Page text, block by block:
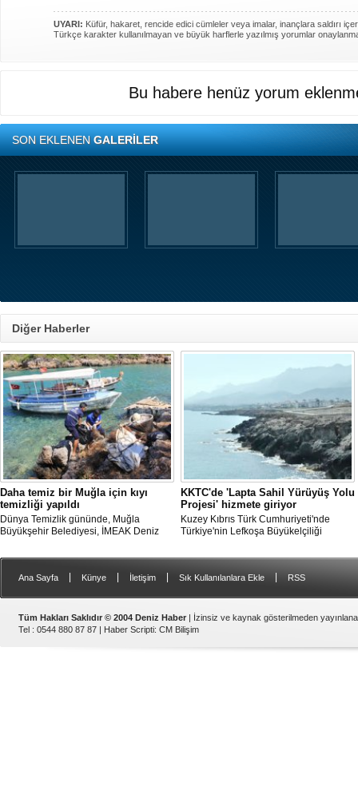
UYARI: Küfür, hakaret, rencide edici cümleler veya imalar, inançlara saldırı
Türkçe karakter kullanılmayan ve büyük harflerle yazılmış yorumlar
Bu habere henüz yorum
SON EKLENENGALERİLER
Diğer Haberler
Daha temiz bir Muğla için kıyı
temizliği yapıldı
Dünya Temizlik gününde, Muğla
Büyükşehir Belediyesi, İMEAK Deniz
Temiz Derneği (TURMEPA) Marmaris iş
yapıldı.
KKTC'de 'Lapta Sahil Yürüyüş Yolu
Projesi' hizmete giriyor
Kuzey Kıbrıs Türk Cumhuriyeti'nde
Türkiye'nin Lefkoşa Büyükelçiliği
tamamlanan "Lapta Sahil Yürüyüş Yolu
Ana Sayfa Künye İletişim Sık Kullanılanlara Ekle RSS
Tüm Hakları Saklıdır © 2004 Deniz Haber | İzinsiz ve kaynak gösterilmeden
Tel : 0544 880 87 87 | Haber Scripti: CM Bilişim